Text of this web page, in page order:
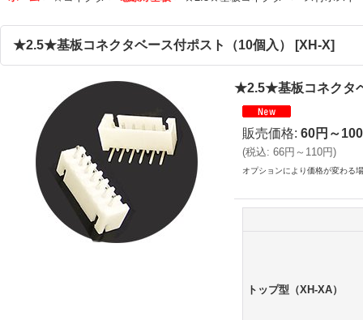
★2.5★基板コネクタベース付ポスト（10個入） [XH-X]
★2.5★基板コネクタ
販売価格: 60円～
(税込: 66円～110円)
オプションにより価格が変わる
トップ型（XH-XA）